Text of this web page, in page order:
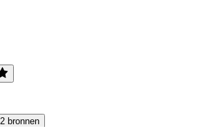
2 bronnen